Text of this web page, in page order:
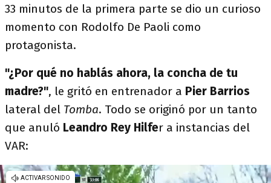
33 minutos de la primera parte se dio un curioso
momento con Rodolfo De Paoli como
protagonista.
"¿Por qué no hablás ahora, la concha de tu
madre?", le gritó en entrenador a Pier Barrios
lateral del Tomba. Todo se originó por un tanto
que anuló Leandro Rey Hilfer a instancias del
VAR: